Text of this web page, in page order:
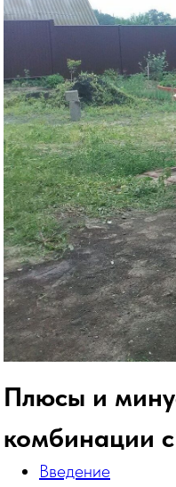
Плюсы и
комбинации
Введение